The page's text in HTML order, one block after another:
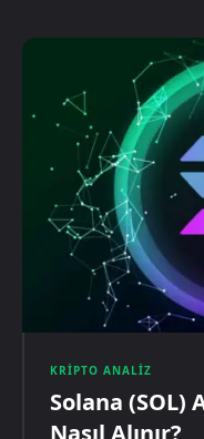
KRIPTO ANALIZ
Solana (SOL)
Nasıl Alınır?